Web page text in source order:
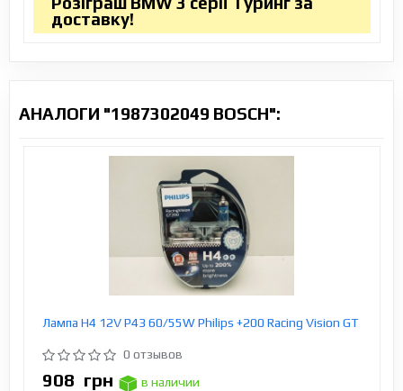
доставку!
АНАЛОГИ "1987302049 BOSCH":
Лампа H4 12V Р43 60/55W Philips +200 Racing Vision GT
0 отзывов
908 грн
в наличии